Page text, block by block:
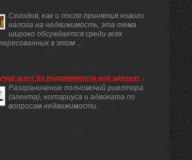
Сегодня, как и после принятия нового
налога на недвижимость, эта тема
широко обсуждается среди всех
в этом ...
агент по недвижимости или адвокат
Разграничение полномочий риелтора
(агента), нотариуса и адвоката по
вопросам недвижимости.